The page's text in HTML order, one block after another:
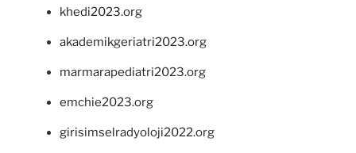
khedi2023.org
akademikgeriatri2023.org
marmarapediatri2023.org
emchie2023.org
girisimselradyoloji2022.org